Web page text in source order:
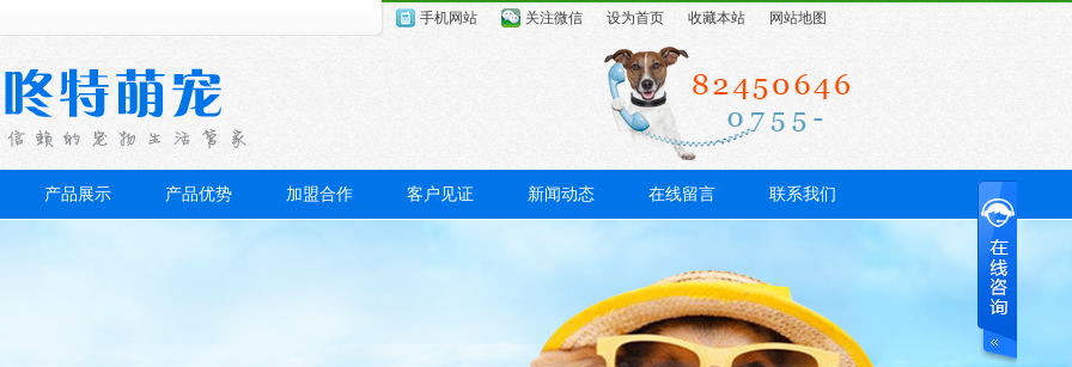
网站地图
收藏本站
设为首页
关注微信
手机网站
产品展示 产品优势 加盟合作 客户见证 新闻动态 在线留言 联系我们